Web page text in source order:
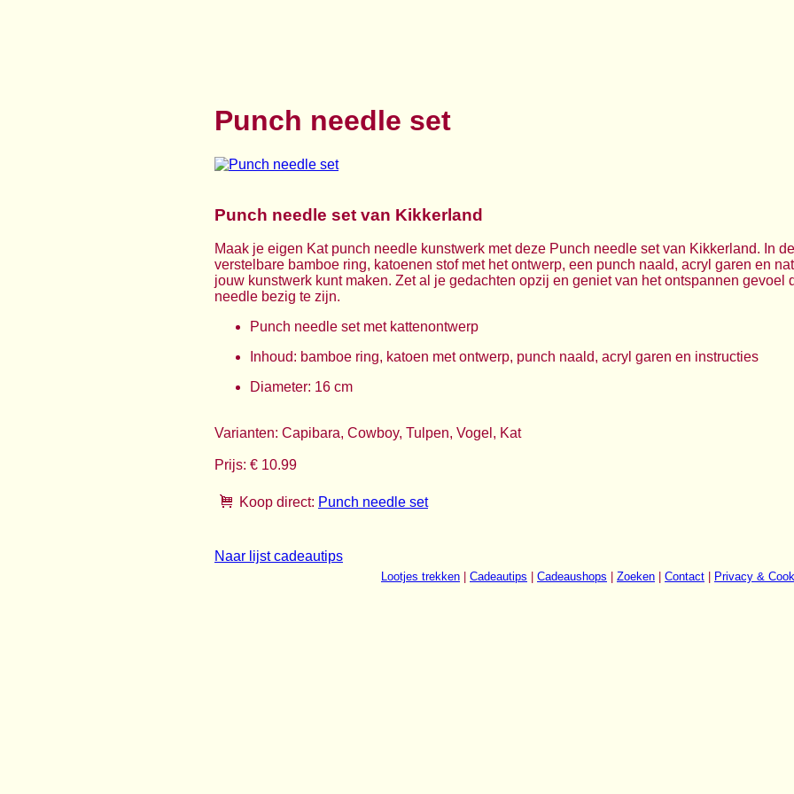
Punch needle set
Punch needle set van Kikkerland
Maak je eigen Kat punch needle kunstwerk met deze Punch needle set van Kikkerland. In
verstelbare bamboe ring, katoenen stof met het ontwerp, een punch naald, acryl garen en
jouw kunstwerk kunt maken. Zet al je gedachten opzij en geniet van het ontspannen gevoel
needle bezig te zijn.
Punch needle set met kattenontwerp
Inhoud: bamboe ring, katoen met ontwerp, punch naald, acryl garen en instructies
Diameter: 16 cm
Varianten: Capibara, Cowboy, Tulpen, Vogel, Kat
Prijs: € 10.99
Koop direct: Punch needle set
Naar lijst cadeautips
Lootjes trekken Cadeautips Cadeaushops Zoeken Contact Privacy &